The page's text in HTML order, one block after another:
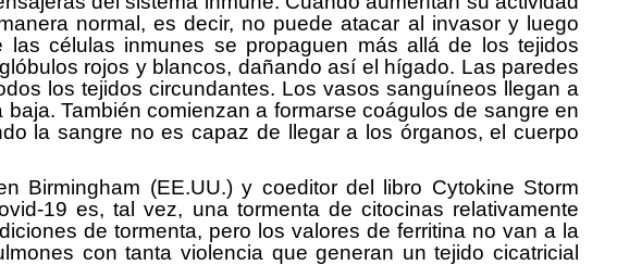
normal, es decir, no puede atacar al invasor y luego
células inmunes se propaguen más allá de los tejidos
rojos y blancos, dañando así el hígado. Las paredes
los tejidos circundantes. Los vasos sanguíneos llegan a
También comienzan a formarse coágulos de sangre en
la sangre no es capaz de llegar a los órganos, el cuerpo
Birmingham (EE.UU.) y coeditor del libro Cytokine Storm
19 es, tal vez, una tormenta de citocinas relativamente
de tormenta, pero los valores de ferritina no van a la
con tanta violencia que generan un tejido cicatricial